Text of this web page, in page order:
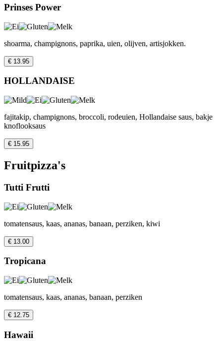
Prinses Power
shoarma, champignons, paprika, uien, olijven, artisjokken.
€ 13.95
HOLLANDAISE
fajitakip, champignons, broccoli, rodeuien, Hollandaise saus, bakje
knoflooksaus
€ 15.95
Fruitpizza's
Tutti Frutti
tomatensaus, kaas, ananas, banaan, perziken, kiwi
€ 13.00
Tropicana
tomatensaus, kaas, ananas, banaan, perziken
€ 12.75
Hawaii